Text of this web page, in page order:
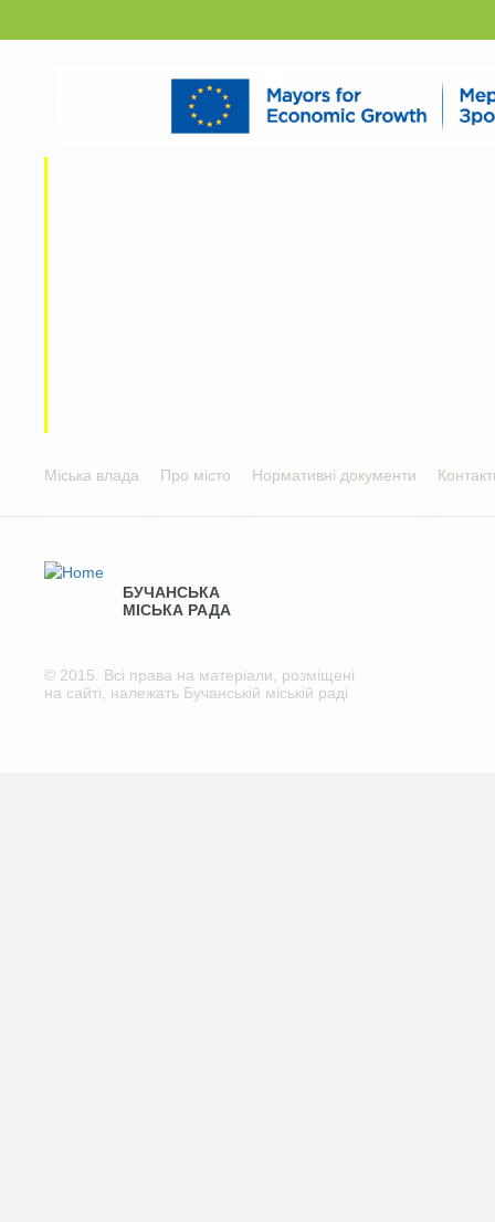
Міська влада Про місто Нормативні документи
БУЧАНСЬКА
МІСЬКА РАДА
© 2015. Всі права на матеріали, розміщені
на сайті, належать Бучанській міській раді